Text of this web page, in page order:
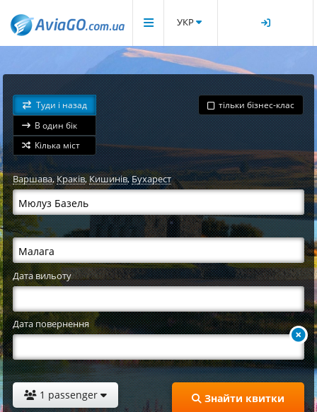
УКР
Туди і назад
В один бік
Кілька міст
тільки бізнес-клас
Варшава,Краків,Кишинів,Бухарест
Дата вильоту
Дата повернення
1 passenger Знайти квитки